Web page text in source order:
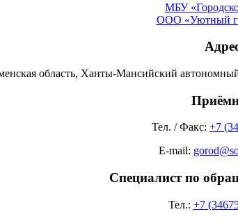
МБУ
ООО «Уютный
область, Ханты-Мансийский
Тел. / Факс: +7
E-mail:
Специалист по
Тел.: +7